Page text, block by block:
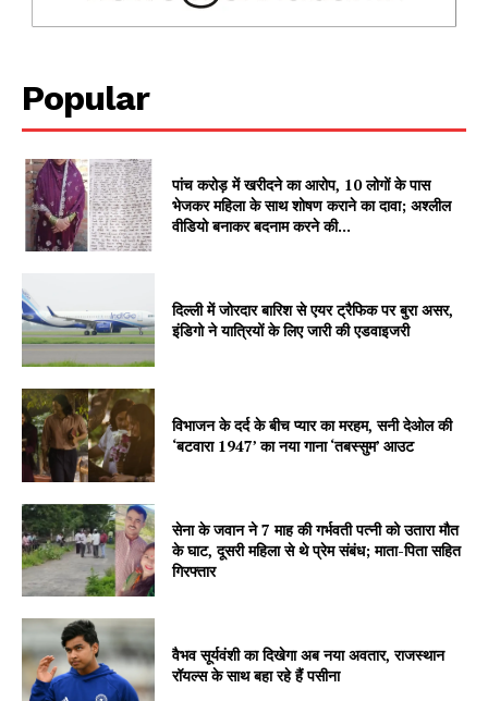
Company
About
Contact us
Subscription Plans
My account
Popular
पांच करोड़ में खरीदने का आरोप, 10 लोगों के पास
भेजकर महिला के साथ शोषण कराने का दावा; अश्लील
वीडियो बनाकर बदनाम करने की...
दिल्ली में जोरदार बारिश से एयर ट्रैफिक पर बुरा असर,
इंडिगो ने यात्रियों के लिए जारी की एडवाइजरी
विभाजन के दर्द के बीच प्यार का मरहम, सनी देओल की
‘बटवारा 1947’ का नया गाना ‘तबस्सुम’ आउट
सेना के जवान ने 7 माह की गर्भवती पत्नी को उतारा मौत
के घाट, दूसरी महिला से थे प्रेम संबंध; माता-पिता सहित
गिरफ्तार
वैभव सूर्यवंशी का दिखेगा अब नया अवतार, राजस्थान
रॉयल्स के साथ बहा रहे हैं पसीना